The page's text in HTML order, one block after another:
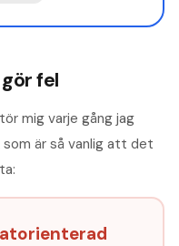
fel
mig varje gång jag
är så vanlig att det